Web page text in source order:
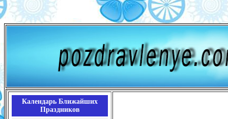
Календарь Ближайших
Праздников